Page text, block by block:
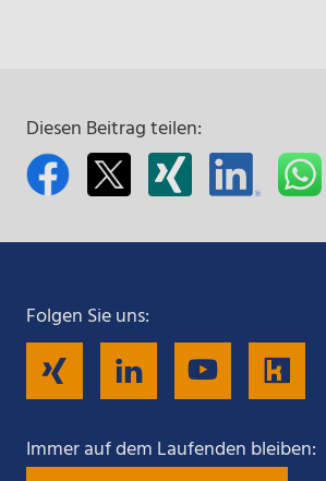
Diesen Beitrag teilen:
Folgen Sie uns:
Folgen
Sie
Folgen
Sie
Folgen
Sie Sie
Immer auf dem Laufenden bleiben: